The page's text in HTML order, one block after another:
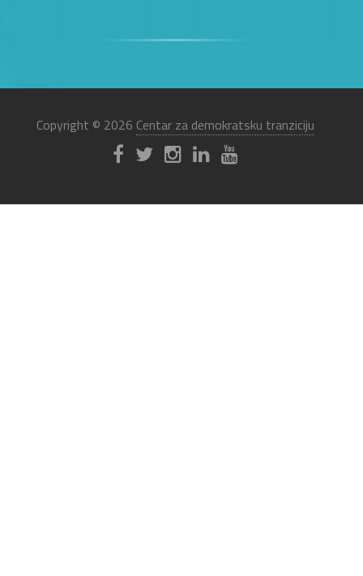
Copyright © 2026 Centar za demokratsku tranziciju